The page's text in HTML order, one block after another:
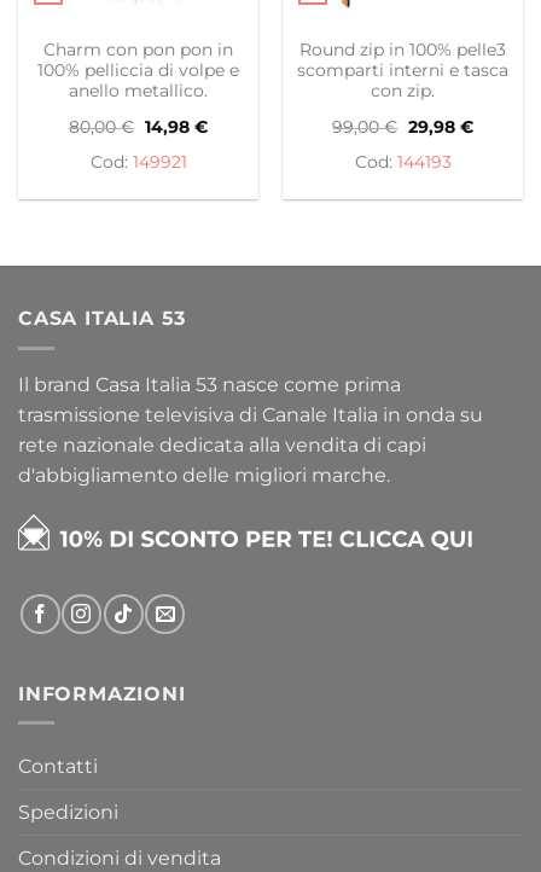
Questo prodotto ha più varianti. Le opzioni possono
Charm con pon pon in
100% pelliccia di volpe e
anello metallico.
80,00€ Il
prezzo
originale
era:
14,98 €Il
149921
Questo prodotto ha più
Round zip in 100% pelle3
scomparti interni e tasca
con zip.
99,00€ Il
prezzo
originale
era:
29,98 €Il
144193
CASA ITALIA 53
Il brand Casa Italia 53 nasce come prima
trasmissione televisiva di Canale Italia in onda su
rete nazionale dedicata alla vendita di capi
d'abbigliamento delle migliori marche.
INFORMAZIONI
Contatti
Spedizioni
Condizioni di vendita